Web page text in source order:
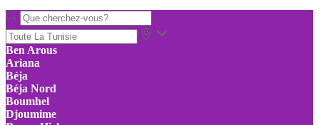
Ben Arous
Ariana
Béja
Béja Nord
Boumhel
Djoumime